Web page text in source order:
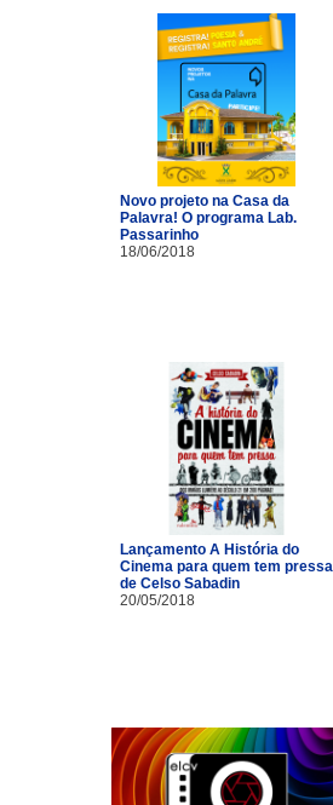
Novo projeto na Casa da
Palavra! O programa Lab.
Passarinho
18/06/2018
Lançamento A História do
Cinema para quem tem pressa
de Celso Sabadin
20/05/2018